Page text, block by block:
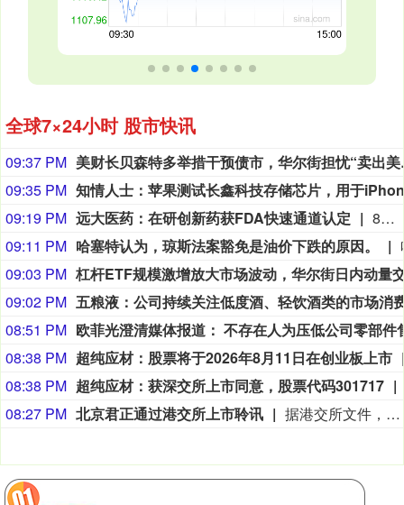
全球7×24小时 股市快讯
09:37 PM
美财长
09:35 PM
09:19 PM 远大医药：在研创新药获FDA快速通道认定
8月9日，远大医药（00512.HK）披露公告，公司FAP靶点创新核药GPN01530-2获得美国FDA授予快速通道资格（FTD）。GPN01530-2目前已获FDA批准开展用于诊断实体瘤的I/II期临床研究，此次获快速通道资格认定，有望加快GPN01530-2未来开发及上市进程。
09:11 PM 哈塞特认为，琼斯法案豁免是油价下跌的原因。
09:03 PM
09:02 PM
08:51 PM
08:38 PM 超纯应材：股票将于2026年8月11日在创业板上市
08:38 PM 超纯应材：获深交所上市同意，股票代码301717
08:27 PM 北京君正通过港交所上市聆讯 据港交所文件，8月9日，北京君正集成电路股份有限公司更新聆讯后资料集，意味着该公司港交所IPO通过聆讯。